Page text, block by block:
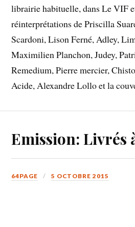
librairie habituelle, dans Le VIF
réinterprétations de Priscilla
Scardoni, Lison Ferné, Adley,
Maximilien Planchon, Judey,
Remedium, Pierre mercier,
Acide, Alexandre Lollo et la
Emission: Livrés
64PAGE 5 OCTOBRE 2015